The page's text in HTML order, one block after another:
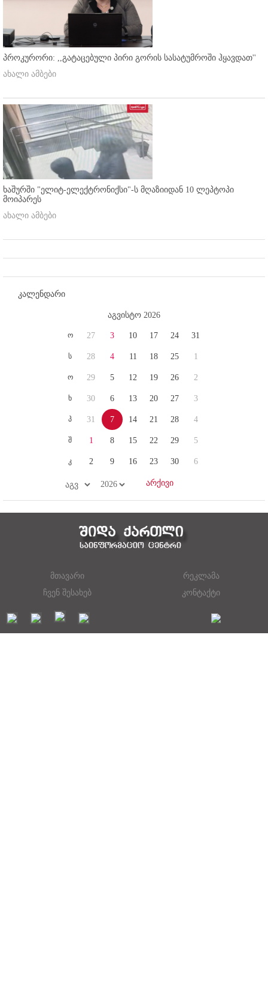
პროკურორი: ,,გატაცებული პირი გორის სასატუმროში ჰყავდათ''
ახალი ამბები
ხაშურში "ელიტ-ელექტრონიქსი"-ს მღაზიიდან 10 ლეპტოპი
მოიპარეს
ახალი ამბები
კალენდარი
აგვისტო 2026
ო
ს
ო
ხ
პ
შ
კ
27
28
29
30
31
1
2
3
4
5
6
7
8
9
10
11
12
13
14
15
16
17
18
19
20
21
22
23
24
25
26
27
28
29
30
31
1
2
3
4
5
6
მთავარი
რეკლამა
ჩვენ შესახებ
კონტაქტი